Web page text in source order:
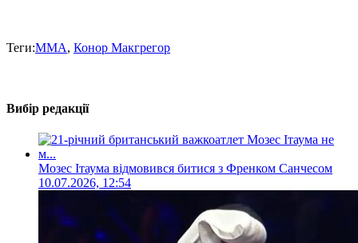
Теги:ММА, Конор Макгрегор
Вибір редакції
Мозес Ітаума відмовився битися з Френком Санчесом
10.07.2026, 12:54